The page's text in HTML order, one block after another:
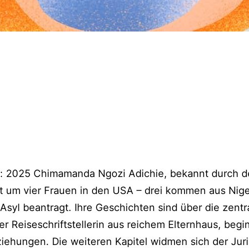
2025 Chimamanda Ngozi Adichie, bekannt durch
vier Frauen in den USA – drei kommen aus
beantragt. Ihre Geschichten sind über die
Reiseschriftstellerin aus reichem Elternhaus,
Die weiteren Kapitel widmen sich der